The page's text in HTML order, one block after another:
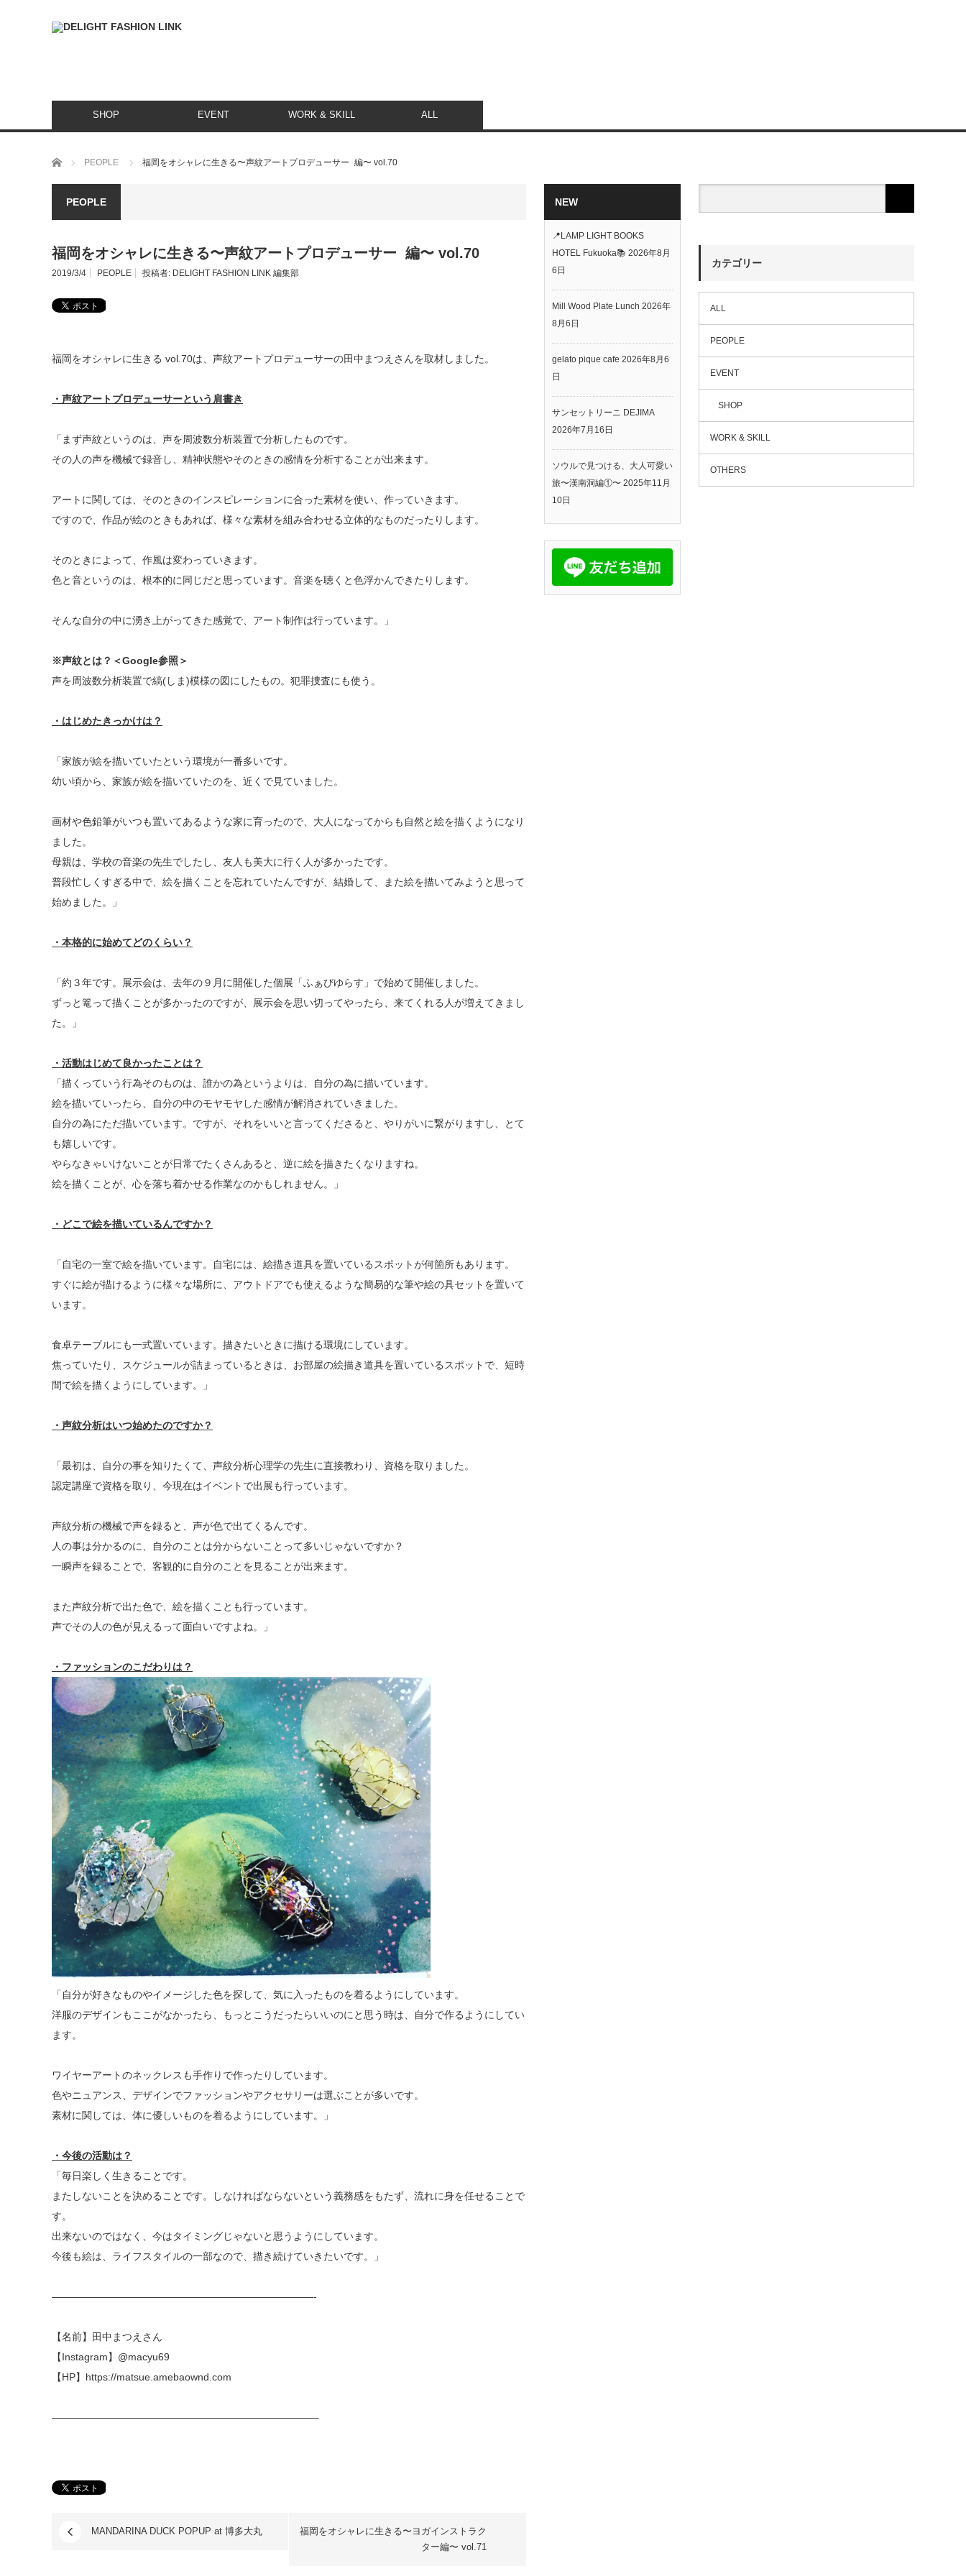
SHOP EVENT WORK & SKILL ALL
ホーム PEOPLE 福岡をオシャレに生きる〜声紋アートプロデューサー 編〜 vol.70
PEOPLE
福岡をオシャレに生きる〜声紋アートプロデューサー 編〜 vol.70
2019/3/4 PEOPLE 投稿者: DELIGHT FASHION LINK 編集部
福岡をオシャレに生きる vol.70は、 声紋アートプロデューサーの田中まつえ さんを取材しました。
・声紋アートプロデューサーという肩書き
「まず声紋というのは、声を周波数分析装置で分析したものです。
その人の声を機械で録音し、精神状態やそのときの感情を分析することが出来ます。
アートに関しては、そのときのインスピレーションに合った素材を使い、作っていきます。
ですので、作品が絵のときもあれば、様々な素材を組み合わせる立体的なものだったりします。
そのときによって、作風は変わっていきます。
色と音というのは、根本的に同じだと思っています。音楽を聴くと色浮かんできたりします。
そんな自分の中に湧き上がってきた感覚で、アート制作は行っています。」
※声紋とは？＜Google参照＞
声を周波数分析装置で縞(しま)模様の図にしたもの。犯罪捜査にも使う。
・はじめたきっかけは？
「家族が絵を描いていたという環境が一番多いです。
幼い頃から、家族が絵を描いていたのを、近くで見ていました。
画材や色鉛筆がいつも置いてあるような家に育ったので、大人になってからも自然と絵を描くようになり
ました。
母親は、学校の音楽の先生でしたし、友人も美大に行く人が多かったです。
普段忙しくすぎる中で、絵を描くことを忘れていたんですが、結婚して、また絵を描いてみようと思って
始めました。」
・本格的に始めてどのくらい？
「約３年です。展示会は、去年の９月に開催した個展「ふぁびゆらす」で始めて開催しました。
ずっと篭って描くことが多かったのですが、展示会を思い切ってやったら、来てくれる人が増えてきまし
た。」
・ 活動はじめて良かったことは？
「描くっていう行為そのものは、誰かの為というよりは、自分の為に描いています。
絵を描いていったら、自分の中のモヤモヤした感情が解消されていきました。
自分の為にただ描いています。ですが、それをいいと言ってくださると、やりがいに繋がりますし、とて
も嬉しいです。
やらなきゃいけないことが日常でたくさんあると、逆に絵を描きたくなりますね。
絵を描くことが、心を落ち着かせる作業なのかもしれません。」
・どこで絵を描いているんですか？
「自宅の一室で絵を描いています。自宅には、絵描き道具を置いているスポットが何箇所もあります。
すぐに絵が描けるように様々な場所に、アウトドアでも使えるような簡易的な筆や絵の具セットを置いて
います。
食卓テーブルにも一式置いています。描きたいときに描ける環境にしています。
焦っていたり、スケジュールが詰まっているときは、お部屋の絵描き道具を置いているスポットで、短時
間で絵を描くようにしています。」
・声紋分析はいつ始めたのですか？
「最初は、自分の事を知りたくて、声紋分析心理学の先生に直接教わり、資格を取りました。
認定講座で資格を取り、今現在はイベントで出展も行っています。
声紋分析の機械で声を録ると、声が色で出てくるんです。
人の事は分かるのに、自分のことは分からないことって多いじゃないですか？
一瞬声を録ることで、客観的に自分のことを見ることが出来ます。
また声紋分析で出た色で、絵を描くことも行っています。
声でその人の色が見えるって面白いですよね。」
・ファッションのこだわりは？
「自分が好きなものやイメージした色を探して、気に入ったものを着るようにしています。
洋服のデザインもここがなかったら、もっとこうだったらいいのにと思う時は、自分で作るようにしてい
ます。
ワイヤーアートのネックレスも手作りで作ったりしています。
色やニュアンス、デザインでファッションやアクセサリーは選ぶことが多いです。
素材に関しては、体に優しいものを着るようにしています。」
・今後の活動は？
「毎日楽しく生きることです。
またしないことを決めることです。しなければならないという義務感をもたず、流れに身を任せることで
す。
出来ないのではなく、今はタイミングじゃないと思うようにしています。
今後も絵は、ライフスタイルの一部なので、描き続けていきたいです。」
——————————————————————————-
【名前】田中まつえさん
【Instagram】 @macyu69
【HP】 https://matsue.amebaownd.com
——————————————————————————–
MANDARINA DUCK POPUP at 博多大丸
福岡をオシャレに生きる〜ヨガインストラク
ター編〜 vol.71
NEW
📍LAMP LIGHT BOOKS
HOTEL Fukuoka📚 2026年8月
6日
Mill Wood Plate Lunch 2026年
8月6日
gelato pique cafe 2026年8月6
日
サンセットリーニ DEJIMA
2026年7月16日
ソウルで見つける、大人可愛い
旅〜漢南洞編①〜 2025年11月
10日
カテゴリー
ALL
PEOPLE
EVENT
SHOP
WORK & SKILL
OTHERS